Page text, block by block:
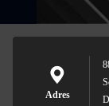
Adres